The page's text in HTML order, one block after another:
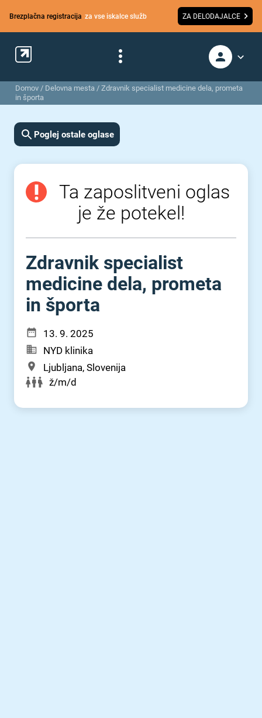
Brezplačna registracija za vse iskalce služb ZA DELODAJALCE
Domov / Delovna mesta / Zdravnik specialist medicine dela, prometa
in športa
Poglej ostale oglase
Ta zaposlitveni oglas
je že potekel!
Zdravnik specialist
medicine dela, prometa
in športa
13. 9. 2025
NYD klinika
Ljubljana, Slovenija
ž/m/d